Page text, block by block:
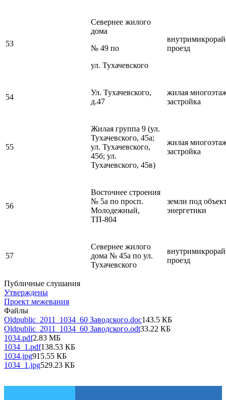
53
Севернее жилого
дома
№ 49 по
ул. Тухачевского
проезд
54
Ул. Тухачевского,
д.47
жилая
застройка
55
Жилая группа 9 (ул.
Тухачевского, 45а;
ул. Тухачевского,
45б; ул.
Тухачевского, 45в)
жилая
застройка
56
Восточнее строения
№ 5а по просп.
Молодежный,
ТП-804
земли под
энергетики
57
Севернее жилого
дома № 45а по ул.
Тухачевского
проезд
Публичные слушания
Утверждены
Проект межевания
Файлы
Oldpublic_2011_1034_60 Заводского.doc143.5 КБ
Oldpublic_2011_1034_60 Заводского.odt33.22 КБ
1034.pdf2.83 МБ
1034_1.pdf138.53 КБ
1034.jpg915.55 КБ
1034_1.jpg529.23 КБ